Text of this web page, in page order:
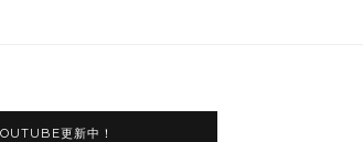
更新中！